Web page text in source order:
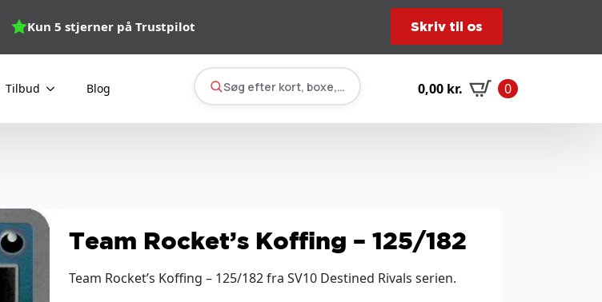
Kun 5 stjerner på Trustpilot Skriv til os
Tilbud Blog Søg efter kort, boxe, tilbehør… 0,00 kr. 0
Team Rocket’s Koffing – 125/182
Team Rocket’s Koffing – 125/182 fra SV10 Destined Rivals serien.